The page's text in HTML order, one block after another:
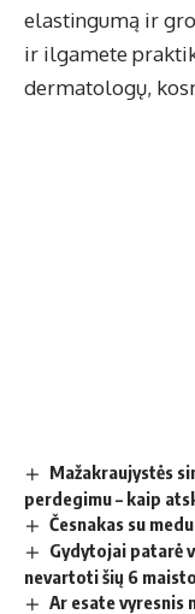
elastingumą ir
ir ilgamete
dermatologų,
Mažakraujystės
perdegimu – kaip
Česnakas su
Gydytojai patarė
nevartoti šių 6
Ar esate vyresnis